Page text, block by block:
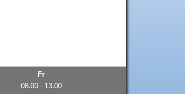
Fr
08.00 - 13.00